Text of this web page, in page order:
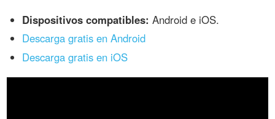
Dispositivos compatibles: Android e iOS.
Descarga gratis en Android
Descarga gratis en iOS